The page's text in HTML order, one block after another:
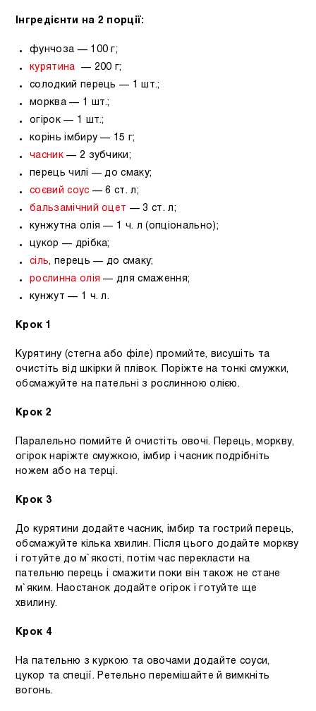
Інгредієнти на 2 порції:
фунчоза — 100 г;
курятина — 200 г;
солодкий перець — 1 шт.;
морква — 1 шт.;
огірок — 1 шт.;
корінь імбиру — 15 г;
часник— 2 зубчики;
перець чилі — до смаку;
соєвий соус — 6 ст. л;
бальзамічний оцет — 3 ст. л;
кунжутна олія — 1 ч. л (опціонально);
цукор — дрібка;
сіль, перець — до смаку;
рослинна олія — для смаження;
кунжут — 1 ч. л.
Крок 1
Курятину (стегна або філе) промийте, висушіть та
очистіть від шкірки й плівок. Поріжте на тонкі смужки,
обсмажуйте на пательні з рослинною олією.
Крок 2
Паралельно помийте й очистіть овочі. Перець, моркву,
огірок наріжте смужкою, імбир і часник подрібніть
ножем або на терці.
Крок 3
До курятини додайте часник, імбир та гострий перець,
обсмажуйте кілька хвилин. Після цього додайте моркву
і готуйте до м`якості, потім час перекласти на
пательню перець і смажити поки він також не стане
м`яким. Наостанок додайте огірок і готуйте ще
хвилину.
Крок 4
На пательню з куркою та овочами додайте соуси,
цукор та спеції. Ретельно перемішайте й вимкніть
вогонь.